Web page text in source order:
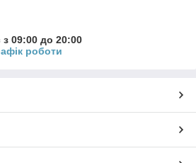
09:00 до 20:00
роботи